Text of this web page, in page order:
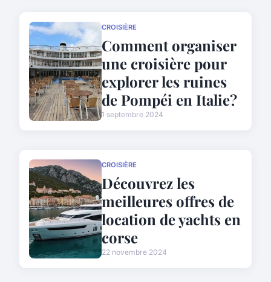
CROISIÈRE
Comment organiser
une croisière pour
explorer les ruines
de Pompéi en Italie?
1 septembre 2024
CROISIÈRE
Découvrez les
meilleures offres de
location de yachts en
corse
22 novembre 2024